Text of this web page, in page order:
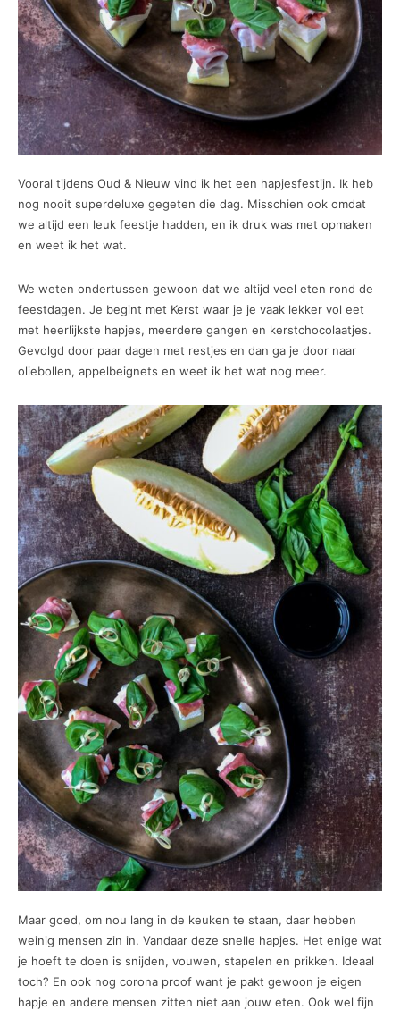
Vooral tijdens Oud & Nieuw vind ik het een hapjesfestijn. Ik heb
nog nooit superdeluxe gegeten die dag. Misschien ook omdat
we altijd een leuk feestje hadden, en ik druk was met opmaken
en weet ik het wat.
We weten ondertussen gewoon dat we altijd veel eten rond de
feestdagen. Je begint met Kerst waar je je vaak lekker vol eet
met heerlijkste hapjes, meerdere gangen en kerstchocolaatjes.
Gevolgd door paar dagen met restjes en dan ga je door naar
oliebollen, appelbeignets en weet ik het wat nog meer.
Maar goed, om nou lang in de keuken te staan, daar hebben
weinig mensen zin in. Vandaar deze snelle hapjes. Het enige wat
je hoeft te doen is snijden, vouwen, stapelen en prikken. Ideaal
toch? En ook nog corona proof want je pakt gewoon je eigen
hapje en andere mensen zitten niet aan jouw eten. Ook wel fijn